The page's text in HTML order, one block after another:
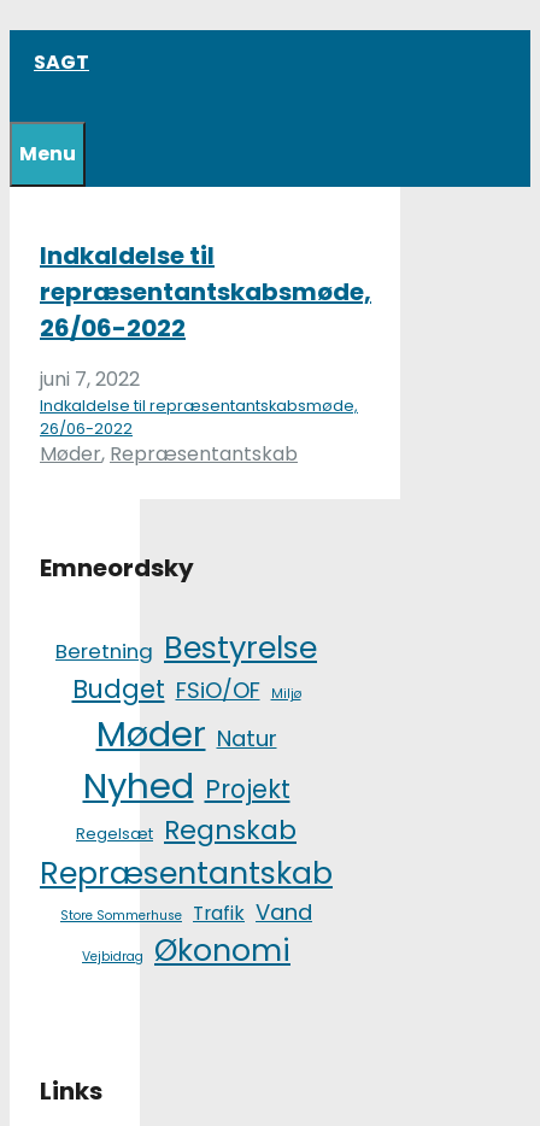
SAGT
Menu
Indkaldelse til
repræsentantskabsmøde,
26/06-2022
juni 7, 2022
Indkaldelse til repræsentantskabsmøde,
26/06-2022
Kategorier
Møder, Repræsentantskab
Emneordsky
Beretning Bestyrelse
Budget FSiO/OF Miljø
Møder Natur
Nyhed Projekt
Regelsæt Regnskab
Repræsentantskab
Store Sommerhuse Trafik Vand
Vejbidrag Økonomi
Links